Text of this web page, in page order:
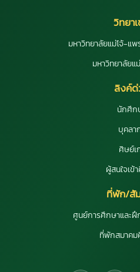
วิทยา
มหาวิทยาลัยแม่โจ้-แพ
มหาวิทยาลัย
ลิงค์
นักศึก
บุคลา
ศิษย์เ
ผู้สนใจเข้
ที่พัก/สั
ศูนย์การศึกษาและฝึ
ที่พักสมาคม